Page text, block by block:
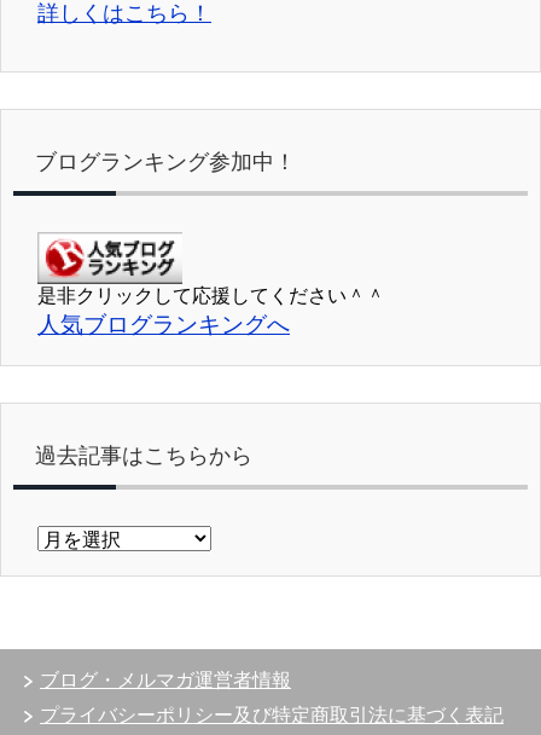
詳しくはこちら！
ブログランキング参加中！
是非クリックして応援してください＾＾
人気ブログランキングへ
過去記事はこちらから
過
ち
ら
ブログ・メルマガ運営者情報
プライバシーポリシー及び特定商取引法に基づく表記